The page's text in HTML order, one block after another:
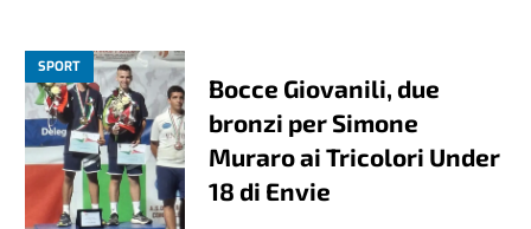
SPORT
Bocce Giovanili, due
bronzi per Simone
Muraro ai Tricolori Under
18 di Envie